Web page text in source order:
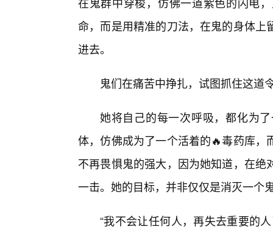
命，而是用精准的刀法，在鬼的身体
进去。
鬼们在痛苦中挣扎，试图抓住这道
她将自己的每一次呼吸，都化为
体，仿佛成为了一个活着的🔥毒药库
不再畏惧鬼的强大，因为她知道，在
一击。她的目标，并非仅仅是消灭一个
“我不会让任何人，再失去重要的